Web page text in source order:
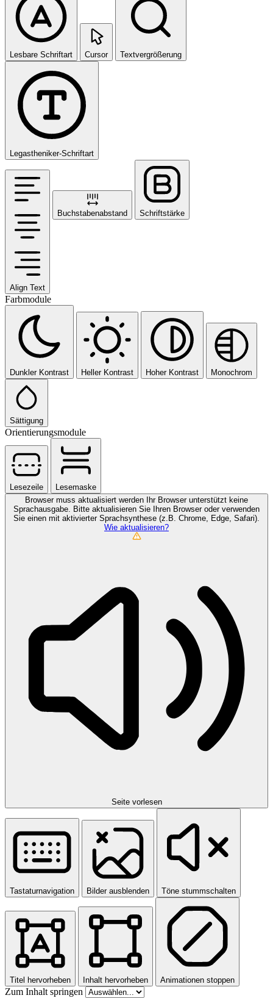
Lesbare Schriftart Cursor Textvergrößerung
Legastheniker-Schriftart
Align Text
Buchstabenabstand Schriftstärke
Farbmodule
Dunkler Kontrast Heller Kontrast Hoher Kontrast Monochrom
Sättigung
Orientierungsmodule
Lesezeile
Lesemaske
Browser muss aktualisiert werden Ihr Browser unterstützt keine
Sprachausgabe. Bitte aktualisieren Sie Ihren Browser oder verwenden
Sie einen mit aktivierter Sprachsynthese (z.B. Chrome, Edge, Safari).
Wie aktualisieren?
Seite vorlesen
Tastaturnavigation Bilder ausblenden Töne stummschalten
Titel hervorheben Inhalt hervorheben Animationen stoppen
Zum Inhalt springen